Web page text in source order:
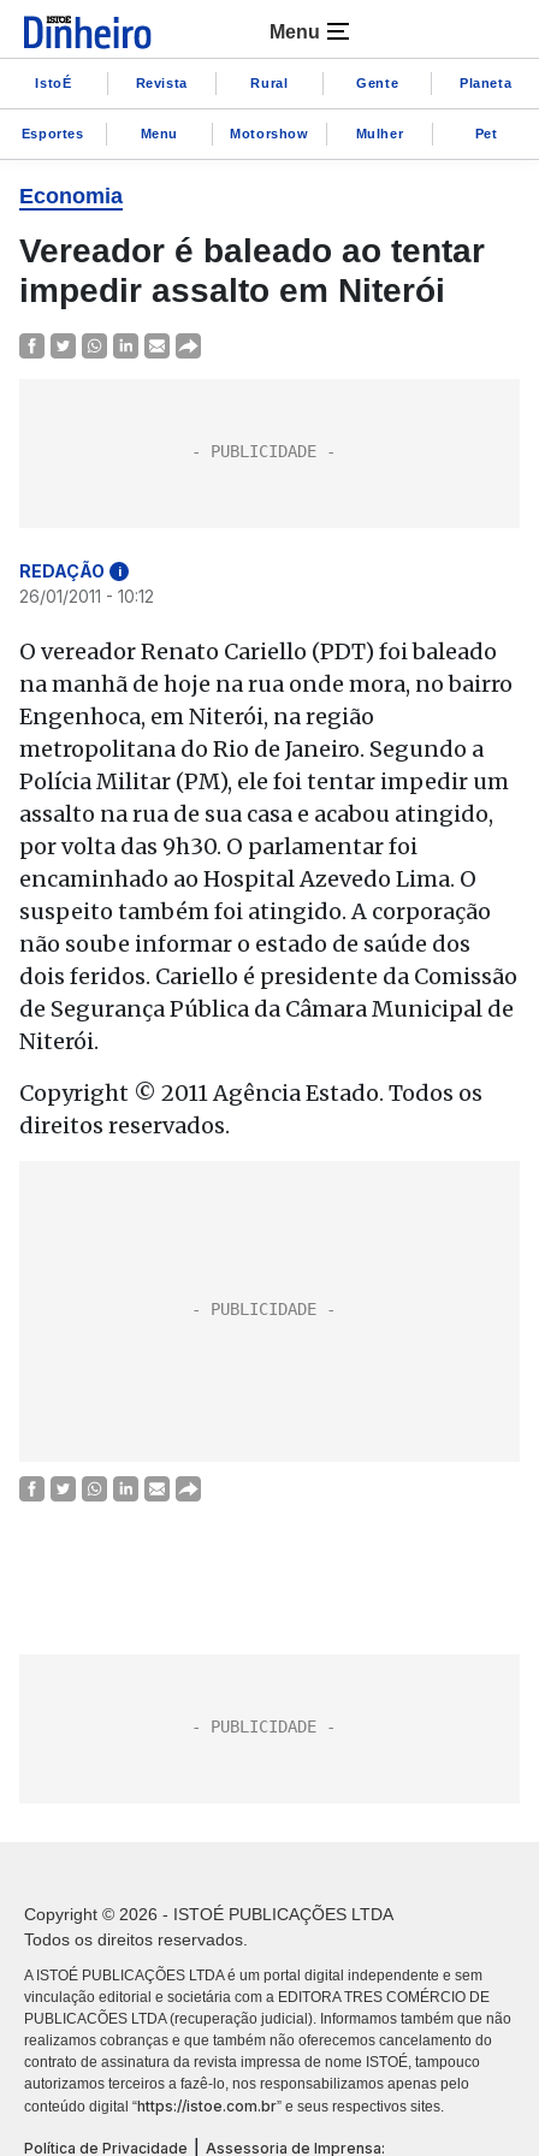
Menu
IstoÉ Revista Rural Gente Planeta
Esportes Menu Motorshow Mulher Pet
Economia
Vereador é baleado ao tentar
impedir assalto em Niterói
REDAÇÃO i
26/01/2011 - 10:12
O vereador Renato Cariello (PDT) foi baleado
na manhã de hoje na rua onde mora, no bairro
Engenhoca, em Niterói, na região
metropolitana do Rio de Janeiro. Segundo a
Polícia Militar (PM), ele foi tentar impedir um
assalto na rua de sua casa e acabou atingido,
por volta das 9h30. O parlamentar foi
encaminhado ao Hospital Azevedo Lima. O
suspeito também foi atingido. A corporação
não soube informar o estado de saúde dos
dois feridos. Cariello é presidente da Comissão
de Segurança Pública da Câmara Municipal de
Niterói.
Copyright © 2011 Agência Estado. Todos os
direitos reservados.
Copyright © 2026 - ISTOÉ PUBLICAÇÕES LTDA
Todos os direitos reservados.
A ISTOÉ PUBLICAÇÕES LTDA é um portal digital independente e sem
vinculação editorial e societária com a EDITORA TRES COMÉRCIO DE
PUBLICACÕES LTDA (recuperação judicial). Informamos também que não
realizamos cobranças e que também não oferecemos cancelamento do
contrato de assinatura da revista impressa de nome ISTOÉ, tampouco
autorizamos terceiros a fazê-lo, nos responsabilizamos apenas pelo
conteúdo digital “https://istoe.com.br” e seus respectivos sites.
Política de Privacidade Assessoria de Imprensa: